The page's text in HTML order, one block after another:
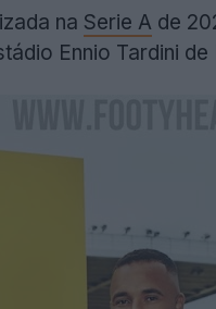
na Serie A de
Ennio Tardini de